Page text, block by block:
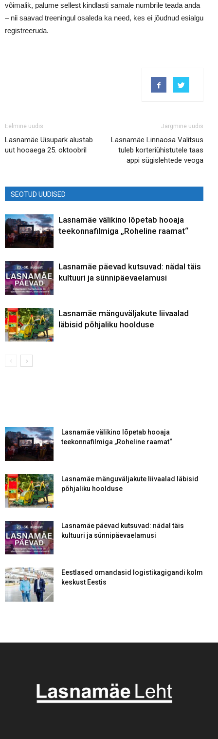
võimalik, palume sellest kindlasti samale numbrile teada anda
– nii saavad treeningul osaleda ka need, kes ei jõudnud esialgu
registreeruda.
Eelmine uudis
Lasnamäe Uisupark alustab
uut hooaega 25. oktoobril
Järgmine uudis
Lasnamäe Linnaosa Valitsus
tuleb korteriühistutele taas
appi sügislehtede veoga
SEOTUD UUDISED
Lasnamäe välikino lõpetab hooaja
teekonnafilmiga „Roheline raamat“
Lasnamäe päevad kutsuvad: nädal täis
kultuuri ja sünnipäevaelamusi
Lasnamäe mänguväljakute liivaalad
läbisid põhjaliku hoolduse
Lasnamäe välikino lõpetab hooaja
teekonnafilmiga „Roheline raamat“
Lasnamäe mänguväljakute liivaalad läbisid
põhjaliku hoolduse
Lasnamäe päevad kutsuvad: nädal täis
kultuuri ja sünnipäevaelamusi
Eestlased omandasid logistikagigandi kolm
keskust Eestis